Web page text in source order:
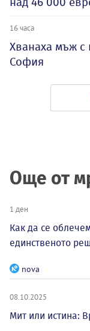
16 часа
Хванаха мъж с
София
Още от
1 ден
Как да се
единственото
nova
08.10.2025
Мит или истина: